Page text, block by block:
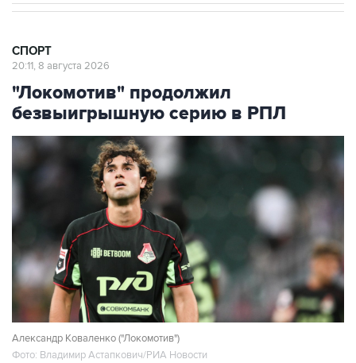
СПОРТ
20:11, 8 августа 2026
"Локомотив" продолжил
безвыигрышную серию в РПЛ
Александр Коваленко ("Локомотив")
Фото: Владимир Астапкович/РИА Новости